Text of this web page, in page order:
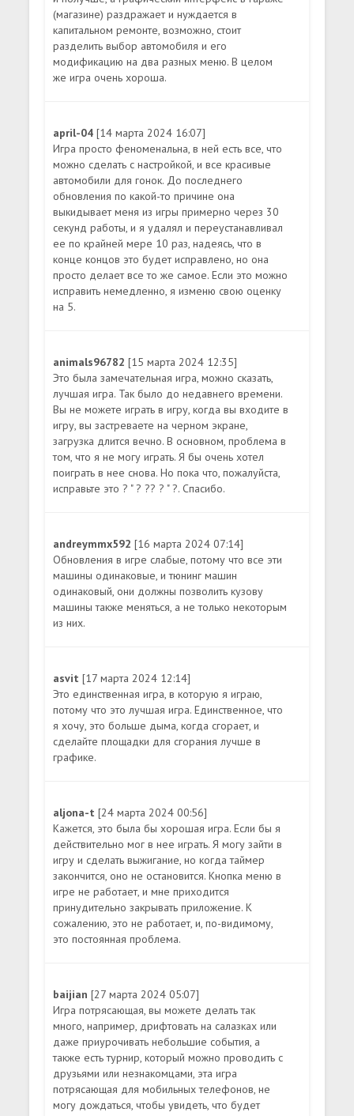
(магазине) раздражает и нуждается в
капитальном ремонте, возможно, стоит
разделить выбор автомобиля и его
модификацию на два разных меню. В целом
же игра очень хороша.
april-04[14 марта 2024 16:07]
Игра просто феноменальна, в ней есть все, что
можно сделать с настройкой, и все красивые
автомобили для гонок. До последнего
обновления по какой-то причине она
выкидывает меня из игры примерно через 30
секунд работы, и я удалял и переустанавливал
ее по крайней мере 10 раз, надеясь, что в
конце концов это будет исправлено, но она
просто делает все то же самое. Если это можно
исправить немедленно, я изменю свою оценку
на 5.
animals96782[15 марта 2024 12:35]
Это была замечательная игра, можно сказать,
лучшая игра. Так было до недавнего времени.
Вы не можете играть в игру, когда вы входите в
игру, вы застреваете на черном экране,
загрузка длится вечно. В основном, проблема в
том, что я не могу играть. Я бы очень хотел
поиграть в нее снова. Но пока что, пожалуйста,
исправьте это ? " ? ?? ? " ?. Спасибо.
andreymmx592[16 марта 2024 07:14]
Обновления в игре слабые, потому что все эти
машины одинаковые, и тюнинг машин
одинаковый, они должны позволить кузову
машины также меняться, а не только некоторым
из них.
asvit[17 марта 2024 12:14]
Это единственная игра, в которую я играю,
потому что это лучшая игра. Единственное, что
я хочу, это больше дыма, когда сгорает, и
сделайте площадки для сгорания лучше в
графике.
aljona-t[24 марта 2024 00:56]
Кажется, это была бы хорошая игра. Если бы я
действительно мог в нее играть. Я могу зайти в
игру и сделать выжигание, но когда таймер
закончится, оно не остановится. Кнопка меню в
игре не работает, и мне приходится
принудительно закрывать приложение. К
сожалению, это не работает, и, по-видимому,
это постоянная проблема.
baijian[27 марта 2024 05:07]
Игра потрясающая, вы можете делать так
много, например, дрифтовать на салазках или
даже приурочивать небольшие события, а
также есть турнир, который можно проводить с
друзьями или незнакомцами, эта игра
потрясающая для мобильных телефонов, не
могу дождаться, чтобы увидеть, что будет